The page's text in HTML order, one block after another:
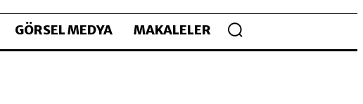
GÖRSEL MEDYA MAKALELER